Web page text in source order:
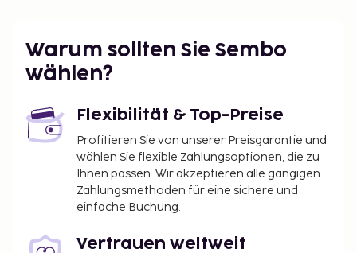
Warum sollten Sie Sembo
wählen?
Flexibilität & Top-Preise
Profitieren Sie von unserer Preisgarantie und
wählen Sie flexible Zahlungsoptionen, die zu
Ihnen passen. Wir akzeptieren alle gängigen
Zahlungsmethoden für eine sichere und
einfache Buchung.
Vertrauen weltweit